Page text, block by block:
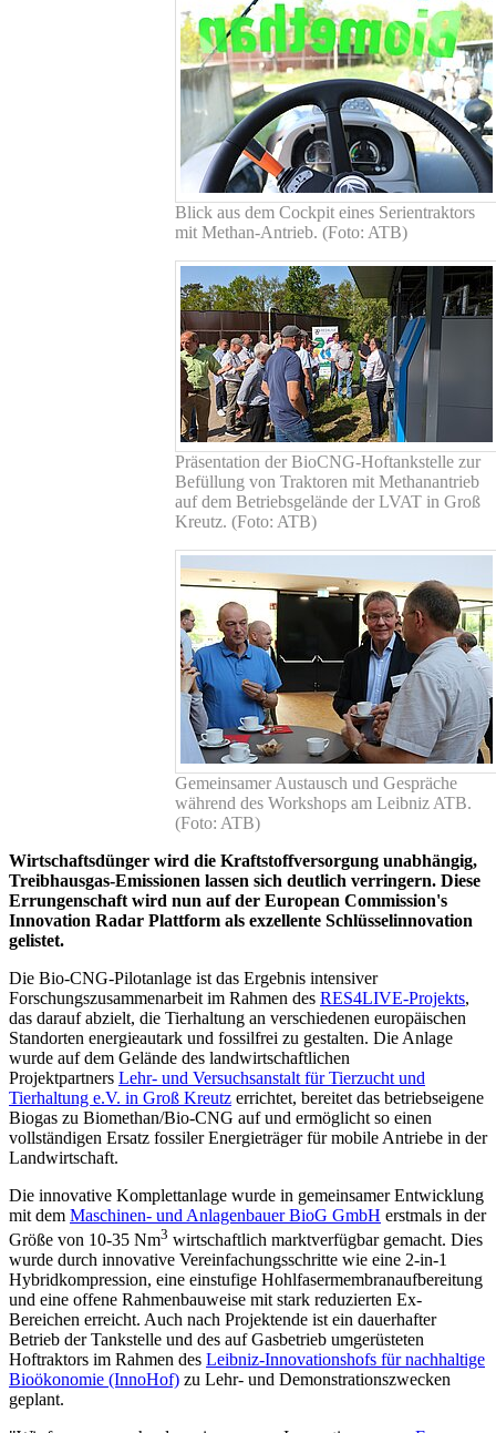
Blick aus dem Cockpit eines Serientraktors
mit Methan-Antrieb. (Foto: ATB)
Präsentation der BioCNG-Hoftankstelle zur
Befüllung von Traktoren mit Methanantrieb
auf dem Betriebsgelände der LVAT in Groß
Kreutz. (Foto: ATB)
Gemeinsamer Austausch und Gespräche
während des Workshops am Leibniz ATB.
(Foto: ATB)
Wirtschaftsdünger wird die Kraftstoffversorgung unabhängig,
Treibhausgas-Emissionen lassen sich deutlich verringern. Diese
Errungenschaft wird nun auf der European Commission's
Innovation Radar Plattform als exzellente Schlüsselinnovation
gelistet.
Die Bio-CNG-Pilotanlage ist das Ergebnis intensiver
Forschungszusammenarbeit im Rahmen des RES4LIVE-Projekts,
das darauf abzielt, die Tierhaltung an verschiedenen europäischen
Standorten energieautark und fossilfrei zu gestalten. Die Anlage
wurde auf dem Gelände des landwirtschaftlichen
Projektpartners Lehr- und Versuchsanstalt für Tierzucht und
Tierhaltung e.V. in Groß Kreutz errichtet, bereitet das betriebseigene
Biogas zu Biomethan/Bio-CNG auf und ermöglicht so einen
vollständigen Ersatz fossiler Energieträger für mobile Antriebe in der
Landwirtschaft.
Die innovative Komplettanlage wurde in gemeinsamer Entwicklung
mit dem Maschinen- und Anlagenbauer BioG GmbH erstmals in der
Größe von 10-35 Nm3 wirtschaftlich marktverfügbar gemacht. Dies
wurde durch innovative Vereinfachungsschritte wie eine 2-in-1
Hybridkompression, eine einstufige Hohlfasermembranaufbereitung
und eine offene Rahmenbauweise mit stark reduzierten Ex-
Bereichen erreicht. Auch nach Projektende ist ein dauerhafter
Betrieb der Tankstelle und des auf Gasbetrieb umgerüsteten
Hoftraktors im Rahmen des Leibniz-Innovationshofs für nachhaltige
Bioökonomie (InnoHof) zu Lehr- und Demonstrationszwecken
geplant.